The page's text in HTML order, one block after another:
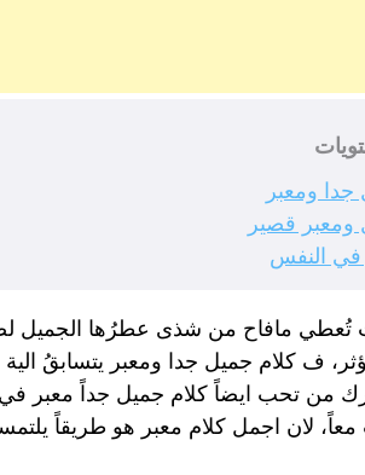
ومعبر
ومعبر قصير
في النفس
تُعطي مافاح من شذى عطرُها الجميل
ف كلام جميل جدا ومعبر يتسابقُ الية
من تحب ايضاً كلام جميل جداً معبر
لان اجمل كلام معبر هو طريقاً